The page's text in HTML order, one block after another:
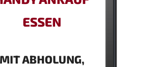
ESSEN
MIT ABHOLUNG,